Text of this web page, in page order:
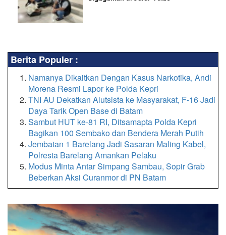
Berita Populer :
Namanya Dikaitkan Dengan Kasus Narkotika, Andi
Morena Resmi Lapor ke Polda Kepri
TNI AU Dekatkan Alutsista ke Masyarakat, F-16 Jadi
Daya Tarik Open Base di Batam
Sambut HUT ke-81 RI, Ditsamapta Polda Kepri
Bagikan 100 Sembako dan Bendera Merah Putih
Jembatan 1 Barelang Jadi Sasaran Maling Kabel,
Polresta Barelang Amankan Pelaku
Modus Minta Antar Simpang Sambau, Sopir Grab
Beberkan Aksi Curanmor di PN Batam